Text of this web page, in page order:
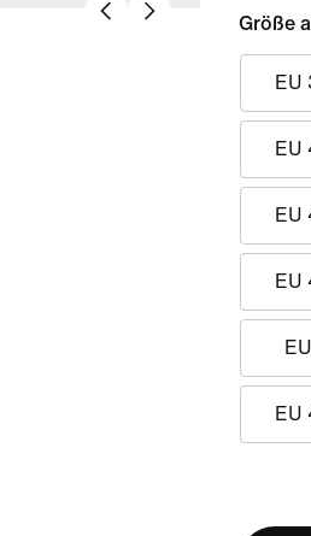
Größe
EU
EU
EU
EU
EU